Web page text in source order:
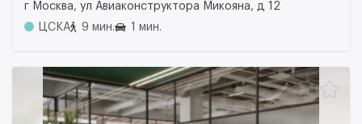
г Москва, ул Авиаконструктора Микояна, д 12
ЦСКА
9 мин. 1 мин.